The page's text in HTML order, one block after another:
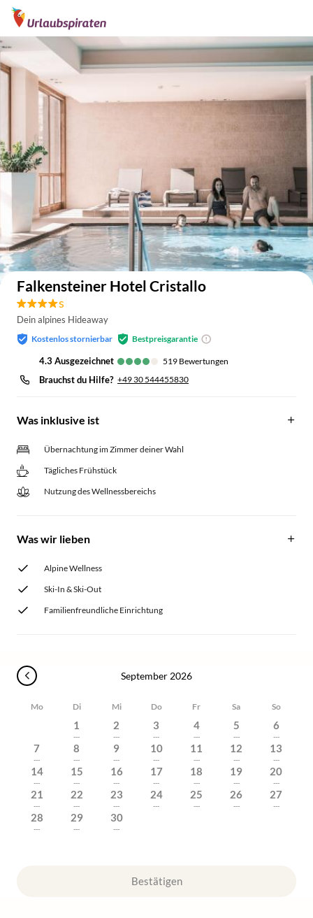
Auf der Karte anzeigen
Falkensteiner Hotel Cristallo
s
Dein alpines Hideaway
Kostenlos stornierbar Bestpreisgarantie
4.3 ausgezeichnet 519 Bewertungen
Brauchst du Hilfe? +49 30 544455830
Was inklusive ist
Übernachtung im Zimmer deiner Wahl
Tägliches Frühstück
Nutzung des Wellnessbereichs
Was wir lieben
Alpine Wellness
Ski-In & Ski-Out
Familienfreundliche Einrichtung
September 2026
Mo Di Mi Do Fr Sa So
1
---
2
---
3
---
4
---
5
---
6
---
7
---
8
---
9
---
10
---
11
---
12
---
13
---
14
---
15
---
16
---
17
---
18
---
19
---
20
---
21
---
22
---
23
---
24
---
25
---
26
---
27
---
28
---
29
---
30
---
Bestätigen